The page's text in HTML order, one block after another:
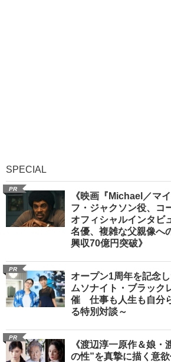
SPECIAL
PR
《映画『Michael／マ
フ・ジャクソン役、コ
オフィシャルインタビ
名優、複雑な父親像へ
興収70億円突破》
PR
オープン1周年を記念
ムソナイト・ブラック
催 仕事も人生も自分
る特別対談～
PR
《渡辺淳一原作＆娘・
の性”を真摯に描く意